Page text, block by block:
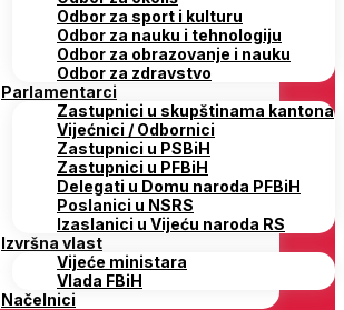
Odbor za sport i kulturu
Odbor za nauku i tehnologiju
Odbor za obrazovanje i nauku
Odbor za zdravstvo
Parlamentarci
Zastupnici u skupštinama kantona
Vijećnici / Odbornici
Zastupnici u PSBiH
Zastupnici u PFBiH
Delegati u Domu naroda PFBiH
Poslanici u NSRS
Izaslanici u Vijeću naroda RS
Izvršna vlast
Vijeće ministara
Vlada FBiH
Načelnici